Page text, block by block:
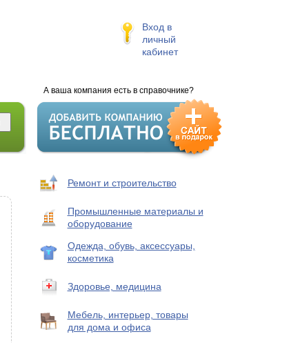
Вход в
личный
кабинет
А ваша компания есть в справочнике?
Ремонт и строительство
Промышленные материалы и
оборудование
Одежда, обувь, аксессуары,
косметика
Здоровье, медицина
Мебель, интерьер, товары
для дома и офиса